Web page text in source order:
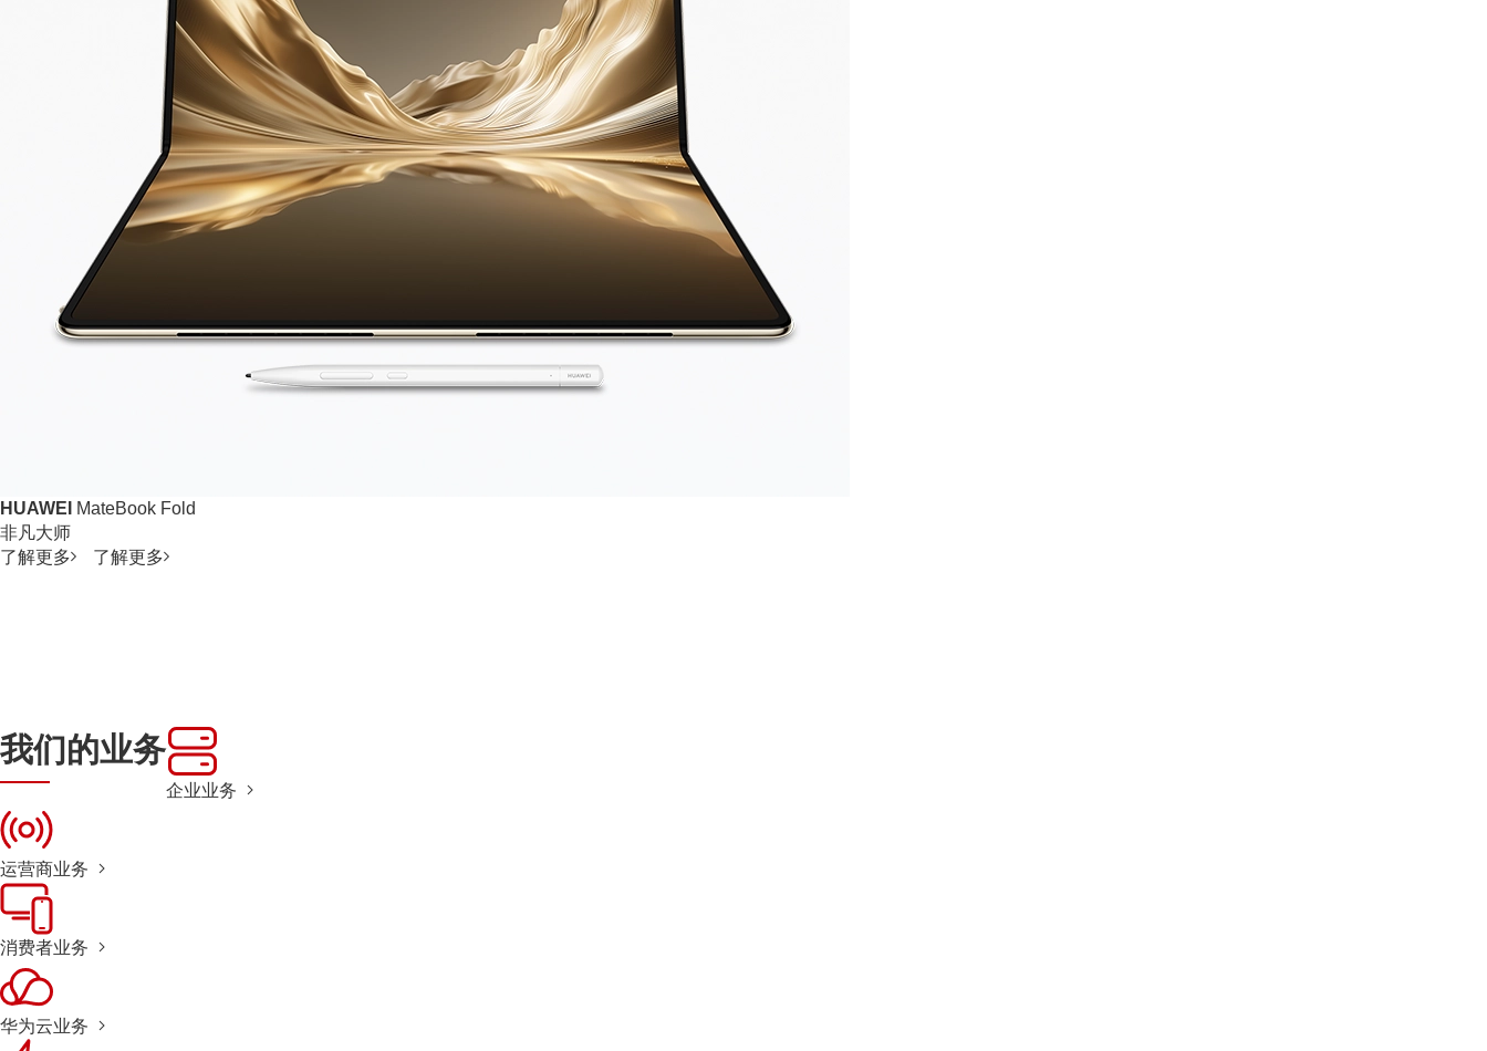
HUAWEI
MateBook Fold
非凡大师
了解更多
了解更多
我们的业务
企业业务
运营商业务
消费者业务
华为云业务